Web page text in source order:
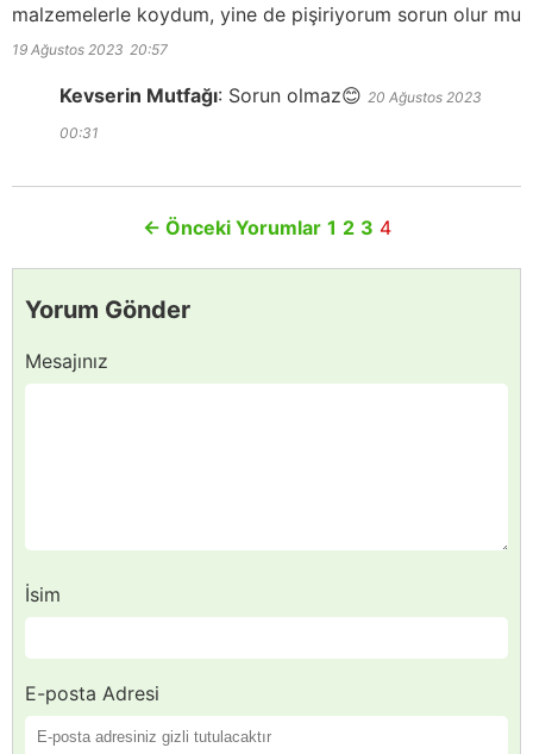
malzemelerle koydum, yine de pişiriyorum sorun olur mu
19 Ağustos 2023 20:57
Kevserin Mutfağı: Sorun olmaz😊 20 Ağustos 2023
00:31
← Önceki Yorumlar 1 2 3 4
Yorum Gönder
Mesajınız
İsim
E-posta Adresi